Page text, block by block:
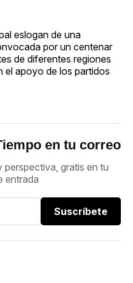
eslogan de una
por un centenar
de diferentes regiones
el apoyo de los partidos
en tu correo
perspectiva, gratis en tu
entrada
Suscríbete